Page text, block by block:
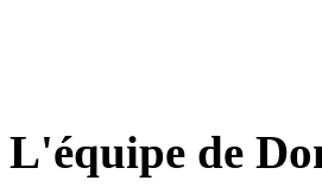
L'équipe de